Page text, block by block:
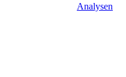
Analysen